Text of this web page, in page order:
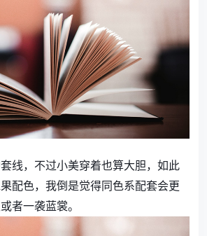
线，不过小美穿着也算大胆，如此
配色，我倒是觉得同色系配套会更
者一袭蓝裳。